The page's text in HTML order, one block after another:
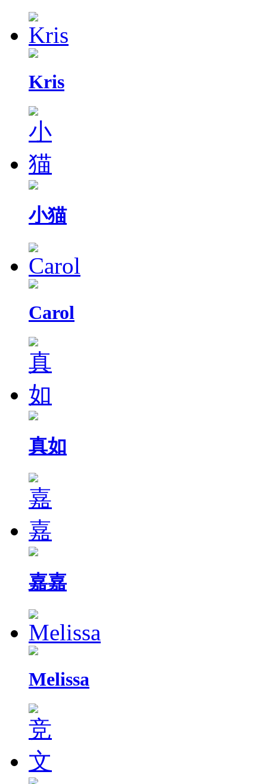
Kris
小猫
Carol
真如
嘉嘉
Melissa